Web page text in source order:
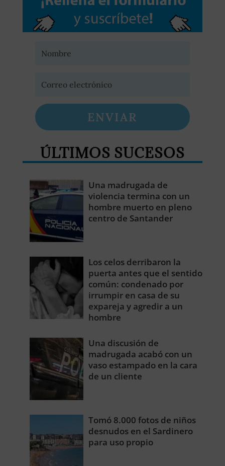
ENVIAR
ÚLTIMOS SUCESOS
Una madrugada de
violencia termina con un
hombre muerto en pleno
centro de Santander
Los celos derribaron la
puerta antes que el sentido
común: condenado por
irrumpir en casa de su
expareja y agredir a un
hombre
Una discusión de
madrugada acabó con un
vaso estampado en la cara
de un cliente
Tomó 8.000 fotos de niños
desnudos en el Sardinero
para uso propio